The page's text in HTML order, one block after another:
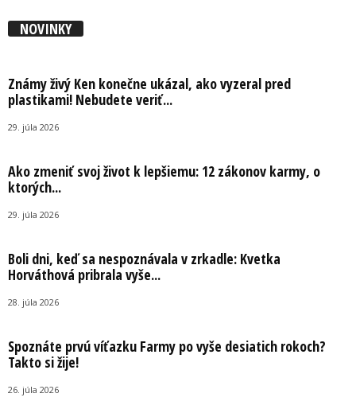
NOVINKY
Známy živý Ken konečne ukázal, ako vyzeral pred
plastikami! Nebudete veriť...
29. júla 2026
Ako zmeniť svoj život k lepšiemu: 12 zákonov karmy, o
ktorých...
29. júla 2026
Boli dni, keď sa nespoznávala v zrkadle: Kvetka
Horváthová pribrala vyše...
28. júla 2026
Spoznáte prvú víťazku Farmy po vyše desiatich rokoch?
Takto si žije!
26. júla 2026